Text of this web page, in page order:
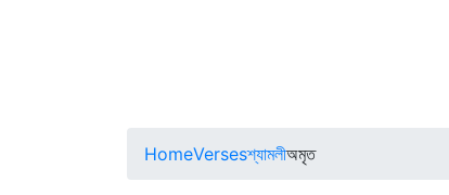
HomeVersesশ্যামলীঅমৃত